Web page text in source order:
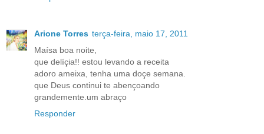
Arione Torres terça-feira, maio 17, 2011
Maísa boa noite,
que delíçia!! estou levando a receita
adoro ameixa, tenha uma doçe semana.
que Deus continui te abençoando
grandemente.um abraço
Responder